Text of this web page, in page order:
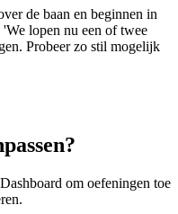
de baan en beginnen in
lopen nu een of twee
Probeer zo stil mogelijk
om oefeningen toe